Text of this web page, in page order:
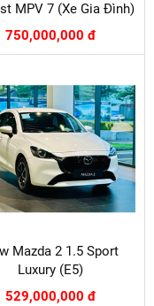
MPV 7 (Xe Gia Đình)
750,000,000 đ
Mazda 2 1.5 Sport
Luxury (E5)
529,000,000 đ